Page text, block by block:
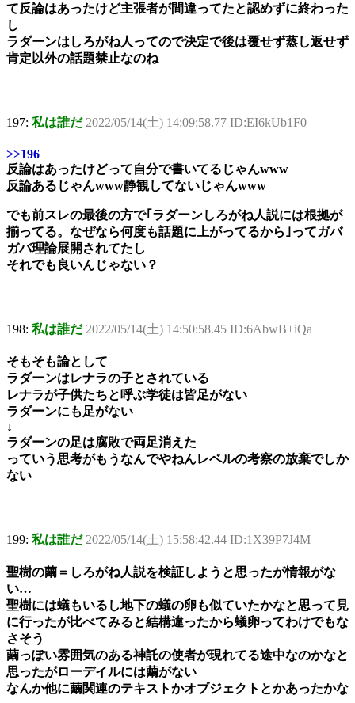
て反論はあったけど主張者が間違ってたと認めずに終わった
し
ラダーンはしろがね人ってので決定で後は覆せず蒸し返せず
肯定以外の話題禁止なのね
197: 私は誰だ 2022/05/14(土) 14:09:58.77 ID:EI6kUb1F0
>>196
反論はあったけどって自分で書いてるじゃんwww
反論あるじゃんwww静観してないじゃんwww
でも前スレの最後の方で｢ラダーンしろがね人説には根拠が
揃ってる。なぜなら何度も話題に上がってるから｣ってガバ
ガバ理論展開されてたし
それでも良いんじゃない？
198: 私は誰だ 2022/05/14(土) 14:50:58.45 ID:6AbwB+iQa
そもそも論として
ラダーンはレナラの子とされている
レナラが子供たちと呼ぶ学徒は皆足がない
ラダーンにも足がない
↓
ラダーンの足は腐敗で両足消えた
っていう思考がもうなんでやねんレベルの考察の放棄でしか
ない
199: 私は誰だ 2022/05/14(土) 15:58:42.44 ID:1X39P7J4M
聖樹の繭＝しろがね人説を検証しようと思ったが情報がな
い…
聖樹には蟻もいるし地下の蟻の卵も似ていたかなと思って見
に行ったが比べてみると結構違ったから蟻卵ってわけでもな
さそう
繭っぽい雰囲気のある神託の使者が現れてる途中なのかなと
思ったがローデイルには繭がない
なんか他に繭関連のテキストかオブジェクトとかあったかな